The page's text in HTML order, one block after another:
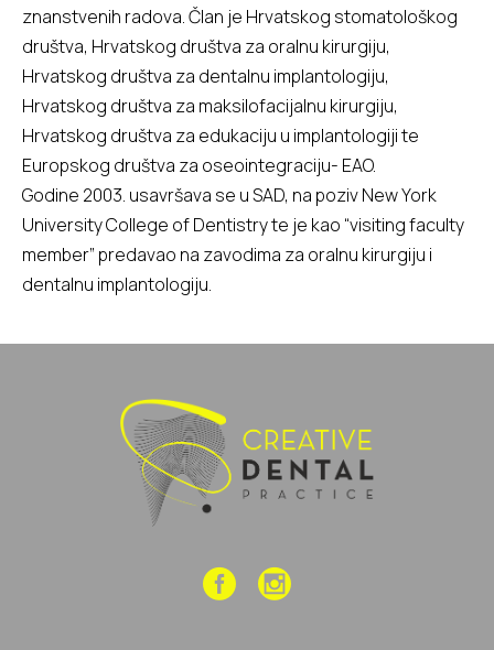
znanstvenih radova. Član je Hrvatskog stomatološkog
društva, Hrvatskog društva za oralnu kirurgiju,
Hrvatskog društva za dentalnu implantologiju,
Hrvatskog društva za maksilofacijalnu kirurgiju,
Hrvatskog društva za edukaciju u implantologiji te
Europskog društva za oseointegraciju- EAO.
Godine 2003. usavršava se u SAD, na poziv New York
University College of Dentistry te je kao “visiting faculty
member” predavao na zavodima za oralnu kirurgiju i
dentalnu implantologiju.